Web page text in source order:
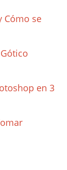
Cómo se
en 3